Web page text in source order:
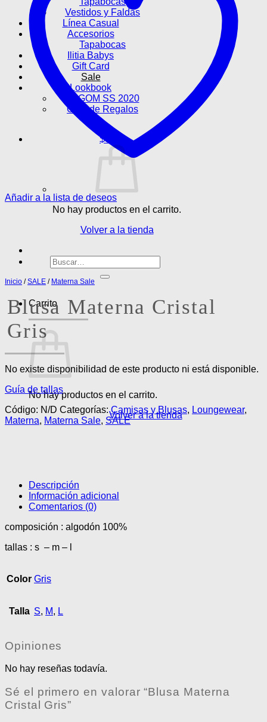
Vestidos y Faldas
Línea Casual
Accesorios
Tapabocas
Ilitia Babys
Gift Card
Sale
Lookbook
LAGOM SS 2020
Guía de Regalos
$0
No hay productos en el carrito.
Volver a la tienda
Buscar
por:
Carrito
No hay productos en el carrito.
Volver a la tienda
Añadir a la lista de deseos
Inicio / SALE / Materna Sale
Blusa Materna Cristal
Gris
No existe disponibilidad de este producto ni está disponible.
Guía de tallas
Código: N/D Categorías:Camisas y Blusas, Loungewear,
Materna, Materna Sale, SALE
Descripción
Información adicional
Comentarios (0)
composición : algodón 100%
tallas : s – m – l
Color Gris
Talla S, M, L
Opiniones
No hay reseñas todavía.
Sé el primero en valorar “Blusa Materna
Cristal Gris”